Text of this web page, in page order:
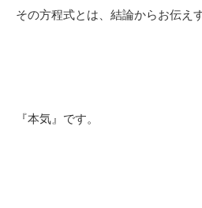
その方程式とは、 結論からお伝え
『本気』です。